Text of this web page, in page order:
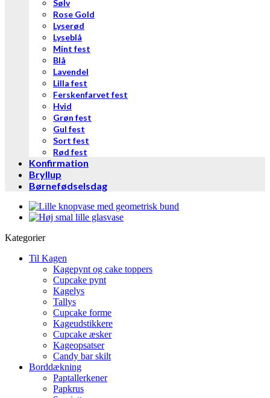
Sølv
Rose Gold
Lyserød
Lyseblå
Mint fest
Blå
Lavendel
Lilla fest
Ferskenfarvet fest
Hvid
Grøn fest
Gul fest
Sort fest
Rød fest
Konfirmation
Bryllup
Børnefødselsdag
Kategorier
Til Kagen
Kagepynt og cake toppers
Cupcake pynt
Kagelys
Tallys
Cupcake forme
Kageudstikkere
Cupcake æsker
Kageopsatser
Candy bar skilt
Borddækning
Paptallerkener
Papkrus